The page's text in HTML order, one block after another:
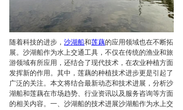
随着科技的进步，沙湖船和莲藕的应用领域也在不断拓
展。沙湖船作为水上交通工具，不仅在传统的渔业和旅
游领域有所应用，还结合了现代技术，在农业种植方面
发挥新的作用。其中，莲藕的种植技术进步更是引起了
广泛的关注。本文将结合最新动态和技术进展，分析沙
湖船和莲藕在市场趋势、行业资讯以及服务咨询等方面
的相关内容。一、沙湖船的技术进展沙湖船作为水上交